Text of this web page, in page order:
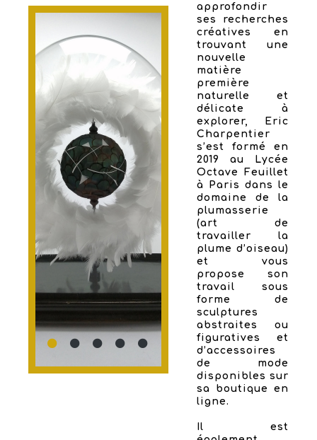
approfondir
ses recherches
créatives en
trouvant une
nouvelle
matière
première
naturelle et
délicate à
explorer, Eric
Charpentier
s’est formé en
2019 au Lycée
Octave Feuillet
à Paris dans le
domaine de la
plumasserie
(art de
travailler la
plume d’oiseau)
et vous
propose son
travail sous
forme de
sculptures
abstraites ou
figuratives et
d’accessoires
de mode
disponibles sur
sa boutique en
ligne.
Il est